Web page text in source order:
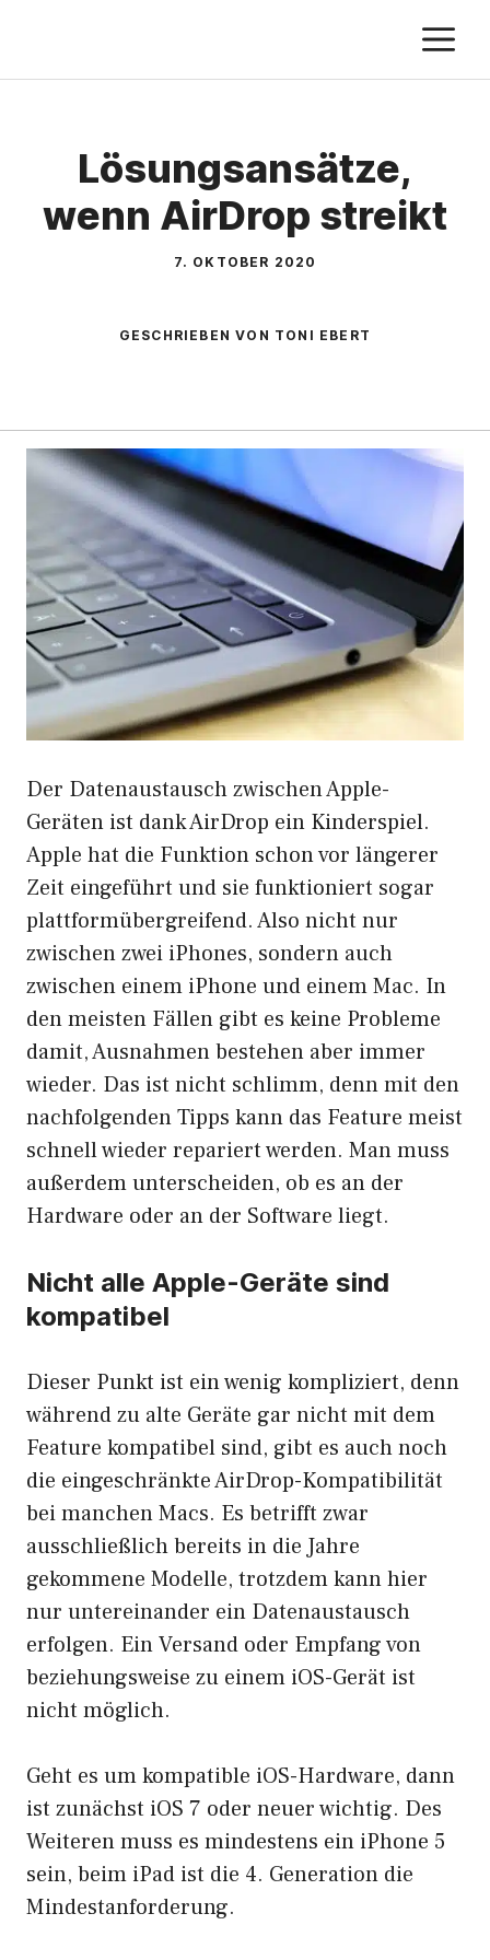
springen
Lösungsansätze,
wenn AirDrop streikt
7. OKTOBER 2020
GESCHRIEBEN VON TONI EBERT
Der Datenaustausch zwischen Apple-
Geräten ist dank AirDrop ein Kinderspiel.
Apple hat die Funktion schon vor längerer
Zeit eingeführt und sie funktioniert sogar
plattformübergreifend. Also nicht nur
zwischen zwei iPhones, sondern auch
zwischen einem iPhone und einem Mac. In
den meisten Fällen gibt es keine Probleme
damit, Ausnahmen bestehen aber immer
wieder. Das ist nicht schlimm, denn mit den
nachfolgenden Tipps kann das Feature meist
schnell wieder repariert werden. Man muss
außerdem unterscheiden, ob es an der
Hardware oder an der Software liegt.
Nicht alle Apple-Geräte sind
kompatibel
Dieser Punkt ist ein wenig kompliziert, denn
während zu alte Geräte gar nicht mit dem
Feature kompatibel sind, gibt es auch noch
die eingeschränkte AirDrop-Kompatibilität
bei manchen Macs. Es betrifft zwar
ausschließlich bereits in die Jahre
gekommene Modelle, trotzdem kann hier
nur untereinander ein Datenaustausch
erfolgen. Ein Versand oder Empfang von
beziehungsweise zu einem iOS-Gerät ist
nicht möglich.
Geht es um kompatible iOS-Hardware, dann
ist zunächst iOS 7 oder neuer wichtig. Des
Weiteren muss es mindestens ein iPhone 5
sein, beim iPad ist die 4. Generation die
Mindestanforderung.